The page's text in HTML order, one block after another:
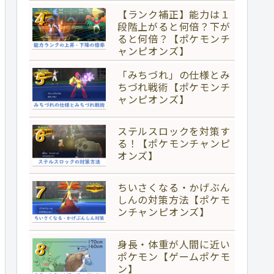
【ランク補正】能力は１
段階上がると何倍？下が
ると何倍？【ポケモンチ
ャンピオンズ】
「みちづれ」の仕様とみ
ちづれ戦術【ポケモンチ
ャンピオンズ】
ステルスロックを対策す
る！【ポケモンチャンピ
オンズ】
ちいさくなる・かげぶん
しんの対策方法【ポケモ
ンチャンピオンズ】
身長・体重が人間に近い
ポケモン【ゲームポケモ
ン】